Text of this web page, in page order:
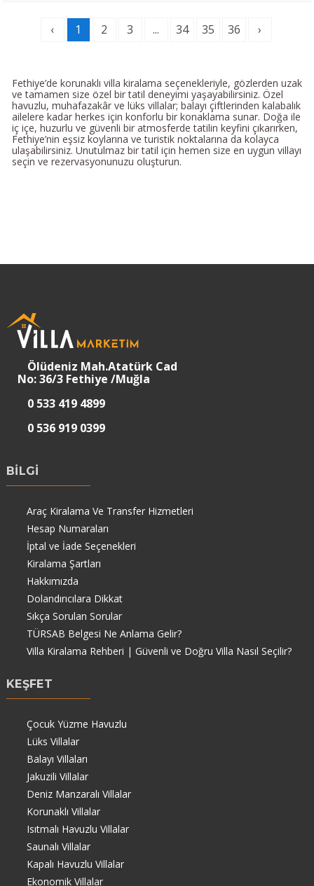
‹ 1 2 3 ... 34 35 36 ›
Fethiye’de korunaklı villa kiralama seçenekleriyle, gözlerden uzak
ve tamamen size özel bir tatil deneyimi yaşayabilirsiniz. Özel
havuzlu, muhafazakâr ve lüks villalar; balayı çiftlerinden kalabalık
ailelere kadar herkes için konforlu bir konaklama sunar. Doğa ile
iç içe, huzurlu ve güvenli bir atmosferde tatilin keyfini çıkarırken,
Fethiye’nin eşsiz koylarına ve turistik noktalarına da kolayca
ulaşabilirsiniz. Unutulmaz bir tatil için hemen size en uygun villayı
seçin ve rezervasyonunuzu oluşturun.
Ölüdeniz Mah.Atatürk Cad
No: 36/3 Fethiye /Muğla
0 533 419 4899
0 536 919 0399
BİLGİ
Araç Kiralama Ve Transfer Hizmetleri
Hesap Numaraları
İptal ve İade Seçenekleri
Kiralama Şartları
Hakkımızda
Dolandırıcılara Dikkat
Sıkça Sorulan Sorular
TÜRSAB Belgesi Ne Anlama Gelir?
Villa Kiralama Rehberi | Güvenli ve Doğru Villa Nasıl Seçilir?
KEŞFET
Çocuk Yüzme Havuzlu
Lüks Villalar
Balayı Villaları
Jakuzili Villalar
Deniz Manzaralı Villalar
Korunaklı Villalar
Isıtmalı Havuzlu Villalar
Saunalı Villalar
Kapalı Havuzlu Villalar
Ekonomik Villalar